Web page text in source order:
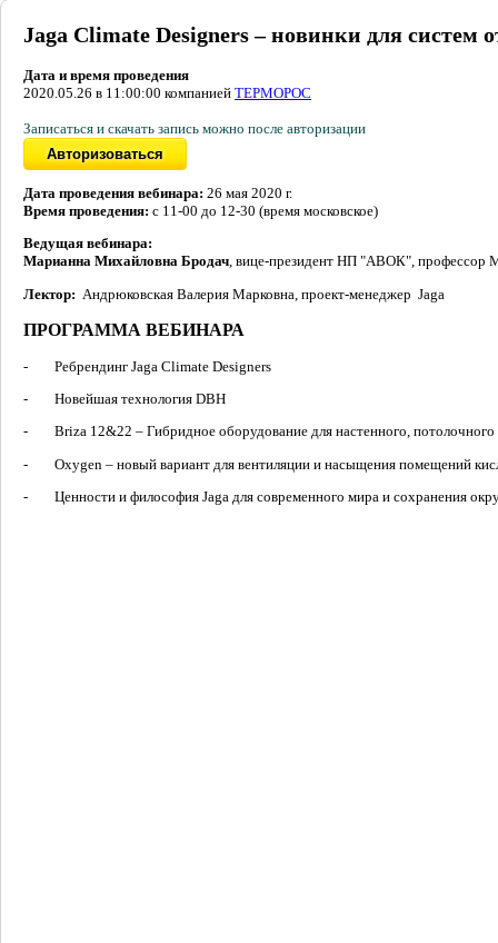
Jaga Climate Designers – новинки для систем
Дата и время проведения
2020.05.26 в 11:00:00 компанией ТЕРМОРОС
Записаться и скачать запись можно после авторизации
Дата проведения вебинара: 26 мая 2020 г.
Время проведения: с 11-00 до 12-30 (время московское)
Ведущая вебинара:
Марианна Михайловна Бродач, вице-президент НП "АВОК", профессор
Лектор: Андрюковская Валерия Марковна, проект-менеджер Jaga
ПРОГРАММА ВЕБИНАРА
- Ребрендинг Jaga Climate Designers
- Новейшая технология DBH
- Briza 12&22 – Гибридное оборудование для настенного, потолочного
- Oxygen – новый вариант для вентиляции и насыщения помещений
- Ценности и философия Jaga для современного мира и сохранения